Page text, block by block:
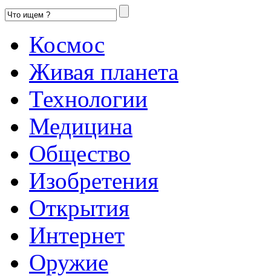
Космос
Живая планета
Технологии
Медицина
Общество
Изобретения
Открытия
Интернет
Оружие